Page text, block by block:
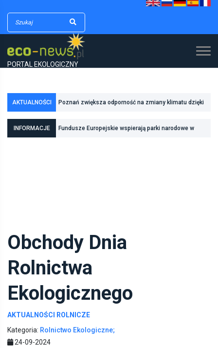
PORTAL EKOLOGICZNY
AKTUALNOŚCI Poznań zwiększa odporność na zmiany klimatu dzięki
INFORMACJE
Fundusze Europejskie wspierają parki narodowe w
Obchody Dnia
Rolnictwa
Ekologicznego
AKTUALNOŚCI ROLNICZE
Kategoria: Rolnictwo Ekologiczne;
24-09-2024